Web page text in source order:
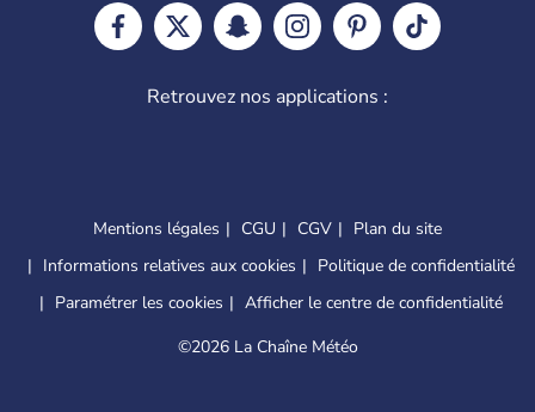
Retrouvez nos applications :
Mentions légales CGU CGV
Plan du site
Informations relatives aux cookies
Politique de confidentialité
Paramétrer les cookies
Afficher le centre de confidentialité
©2026 La Chaîne Météo